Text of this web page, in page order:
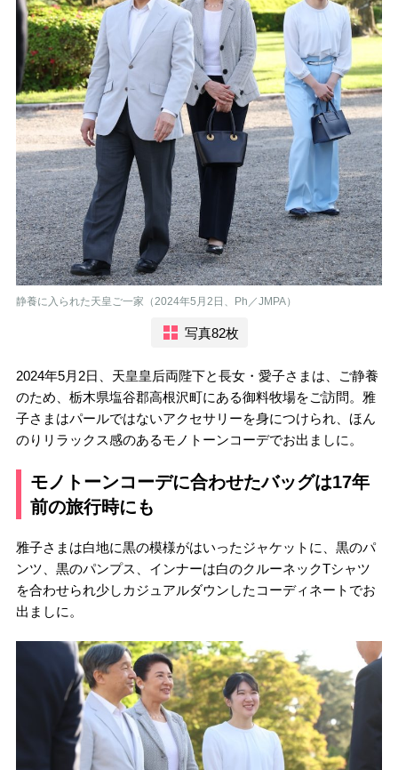
静養に入られた天皇ご一家（2024年5月2日、Ph／JMPA）
写真82枚
2024年5月2日、天皇皇后両陛下と長女・愛子さまは、ご静養
のため、栃木県塩谷郡高根沢町にある御料牧場をご訪問。雅
子さまはパールではないアクセサリーを身につけられ、ほん
のりリラックス感のあるモノトーンコーデでお出ましに。
モノトーンコーデに合わせたバッグは17年
前の旅行時にも
雅子さまは白地に黒の模様がはいったジャケットに、黒のパ
ンツ、黒のパンプス、インナーは白のクルーネックTシャツ
を合わせられ少しカジュアルダウンしたコーディネートでお
出ましに。